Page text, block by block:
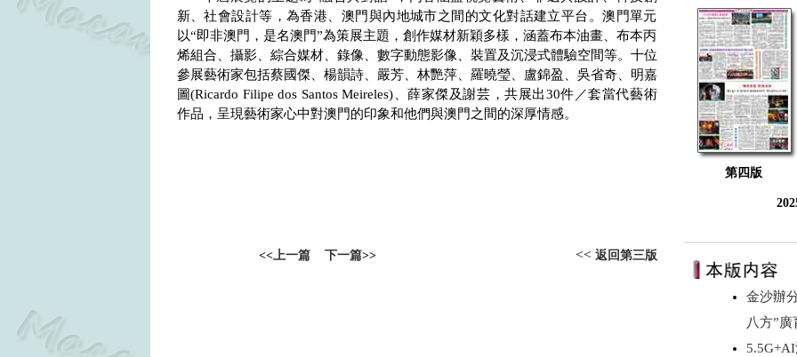
新、社會設計等，為香港、澳門與內地城市之間的文化對話建立平台。澳門單元
以“即非澳門，是名澳門”為策展主題，創作媒材新穎多樣，涵蓋布本油畫、布本丙
烯組合、攝影、綜合媒材、錄像、數字動態影像、裝置及沉浸式體驗空間等。十位
參展藝術家包括蔡國傑、楊韻詩、嚴芳、林艷萍、羅曉瑩、盧錦盈、吳省奇、明嘉
圖(Ricardo Filipe dos Santos Meireles) 、薛家傑及謝芸，共展出30件／套當代藝術
作品，呈現藝術家心中對澳門的印象和他們與澳門之間的深厚情感。
<<上一篇 下一篇>> << 返回第三版
第四版
金沙辦
八方”廣